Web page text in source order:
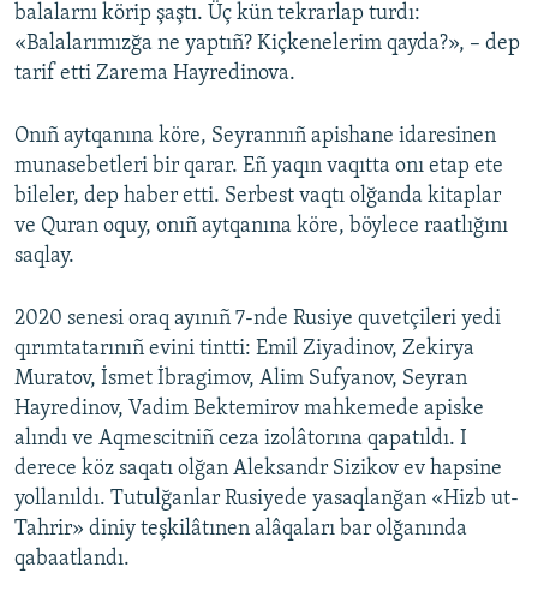
balalarnı körip şaştı. Üç kün tekrarlap turdı:
«Balalarımızğa ne yaptıñ? Kiçkenelerim qayda?», – dep
tarif etti Zarema Hayredinova.
Onıñ aytqanına köre, Seyrannıñ apishane idaresinen
munasebetleri bir qarar. Eñ yaqın vaqıtta onı etap ete
bileler, dep haber etti. Serbest vaqtı olğanda kitaplar
ve Quran oquy, onıñ aytqanına köre, böylece raatlığını
saqlay.
2020 senesi oraq ayınıñ 7-nde Rusiye quvetçileri yedi
qırımtatarınıñ evini tintti: Emil Ziyadinov, Zekirya
Muratov, İsmet İbragimov, Alim Sufyanov, Seyran
Hayredinov, Vadim Bektemirov mahkemede apiske
alındı ve Aqmescitniñ ceza izolâtorına qapatıldı. I
derece köz saqatı olğan Aleksandr Sizikov ev hapsine
yollanıldı. Tutulğanlar Rusiyede yasaqlanğan «Hizb ut-
Tahrir» diniy teşkilâtınen alâqaları bar olğanında
qabaatlandı.